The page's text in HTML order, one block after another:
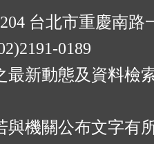
台北市重慶南路
0189
最新動態及資料檢
與機關公布文字有